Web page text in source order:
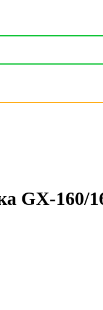
GX-160/